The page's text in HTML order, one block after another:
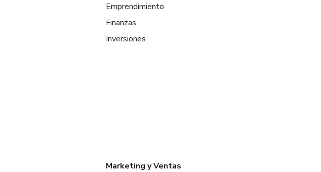
Emprendimiento
Finanzas
Inversiones
Marketing y Ventas